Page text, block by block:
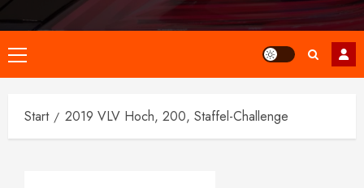
Primäres
Menü
Start 2019 VLV Hoch, 200, Staffel-Challenge